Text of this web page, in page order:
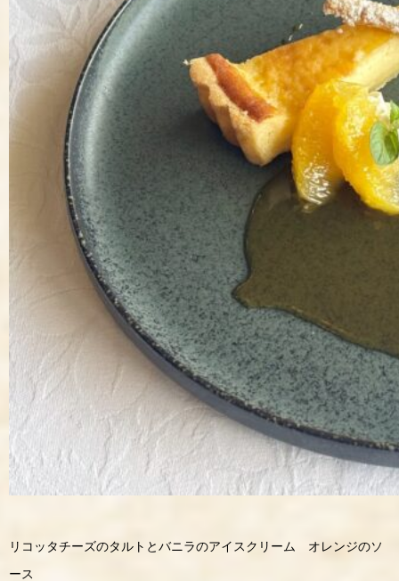
リコッタチーズのタルトとバニラのアイスクリーム オレンジのソ
ース